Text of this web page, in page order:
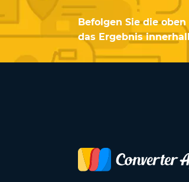
Befolgen Sie die
das Ergebnis